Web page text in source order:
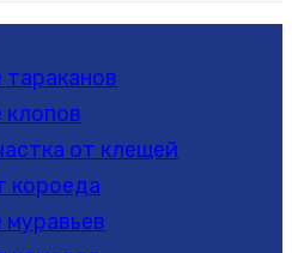
от клещей
короеда